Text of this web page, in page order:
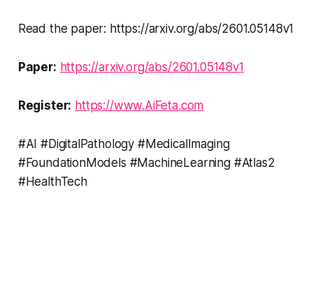
Read the paper: https://arxiv.org/abs/2601.05148v1
Paper: https://arxiv.org/abs/2601.05148v1
Register: https://www.AiFeta.com
#AI #DigitalPathology #MedicalImaging
#FoundationModels #MachineLearning #Atlas2
#HealthTech